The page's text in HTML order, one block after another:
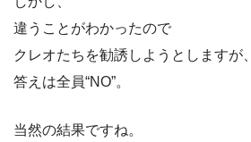
違うことがわかったので
クレオたちを勧誘しようとしますが、
答えは全員“NO”。
当然の結果ですね。